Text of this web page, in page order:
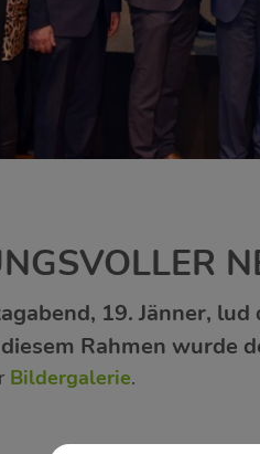
19. Jänner,
Rahmen wurde
Bildergalerie.